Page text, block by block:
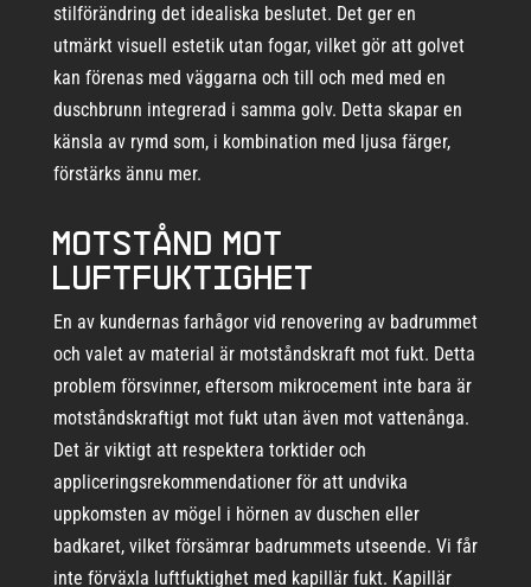
stilförändring det idealiska beslutet. Det ger en
utmärkt visuell estetik utan fogar, vilket gör att golvet
kan förenas med väggarna och till och med med en
duschbrunn integrerad i samma golv. Detta skapar en
känsla av rymd som, i kombination med ljusa färger,
förstärks ännu mer.
Motstånd mot
luftfuktighet
En av kundernas farhågor vid renovering av badrummet
och valet av material är motståndskraft mot fukt. Detta
problem försvinner, eftersom mikrocement inte bara är
motståndskraftigt mot fukt utan även mot vattenånga.
Det är viktigt att respektera torktider och
appliceringsrekommendationer för att undvika
uppkomsten av mögel i hörnen av duschen eller
badkaret, vilket försämrar badrummets utseende. Vi får
inte förväxla luftfuktighet med kapillär fukt. Kapillär